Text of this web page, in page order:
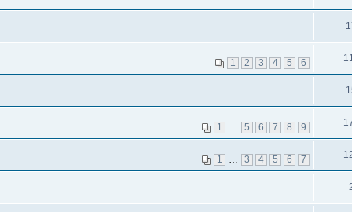
1 2 3 4 5 6
1 5 6 7 8 9
1 3 4 5 6 7